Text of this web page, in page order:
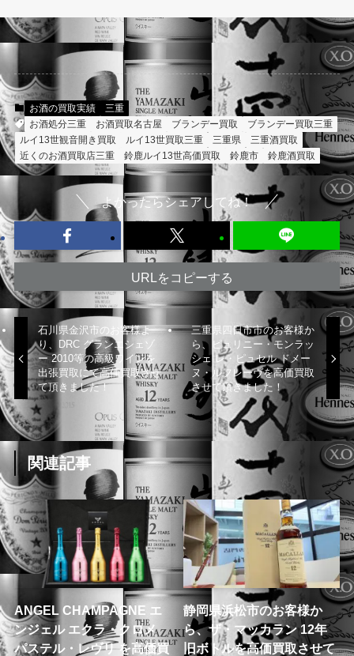
お酒の買取実績
三重
お酒処分三重
お酒買取名古屋 ブランデー買取
ブランデー買取三重
ルイ13世観音開き買取
ルイ13世買取三重 三重県
三重酒買取
近くのお酒買取店三重
鈴鹿ルイ13世高価買取 鈴鹿市 鈴鹿酒買取
よかったらシェアしてね！
URLをコピーする
石川県金沢市のお客様よ
り、DRC グランエシェゾ
ー 2010等の高級ワインを
出張買取にて高価買取させ
て頂きました！
三重県四日市市のお客様か
ら、ピュリニー・モンラッ
シェ レ・ピュセル ドメー
ヌ・ルフレーヴを高価買取
させて頂きました！
関連記事
ANGEL CHAMPAGNE エ
ンジェル エクラ・クロメ
パステル・レヴリ を高価買
静岡県浜松市のお客様か
ら、ザ・マッカラン 12年
旧ボトルを高価買取させて